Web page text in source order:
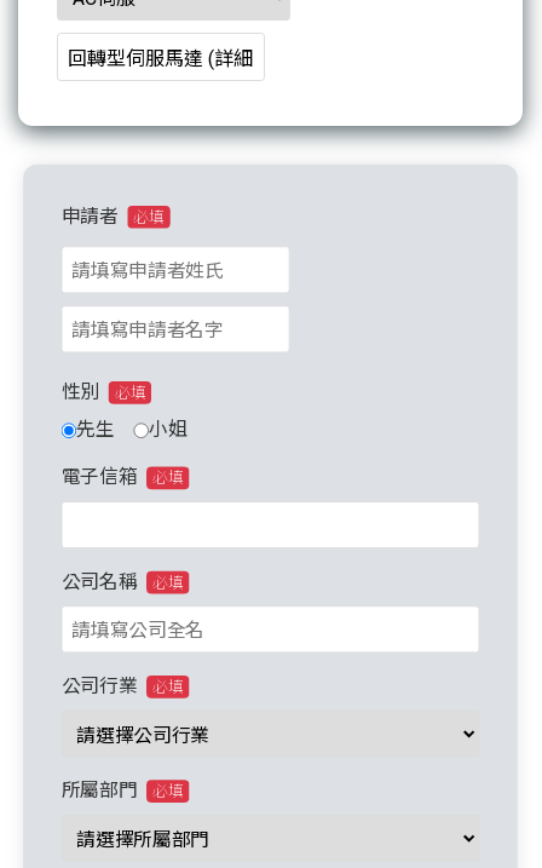
申請者 必填
性別 必填
先生 小姐
電子信箱 必填
公司名稱 必填
公司行業 必填
所屬部門 必填